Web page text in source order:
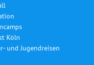
Köln
und Jugendreisen